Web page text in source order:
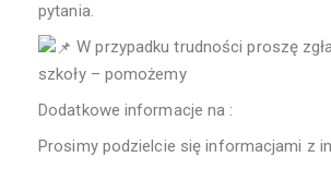
pytania.
W przypadku trudności proszę
szkoły – pomożemy
Dodatkowe informacje na :
Prosimy podzielcie się informacjami z